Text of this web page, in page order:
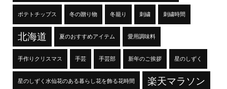
ポテトチップス 冬の贈り物 冬籠り 刺繍 刺繍時間
北海道 夏のおすすめアイテム 愛用調味料
手作りクリスマス 手芸 手芸部 新年のご挨拶 星のしずく
星のしずく水仙花のある暮らし花を飾る花時間 楽天マラソン